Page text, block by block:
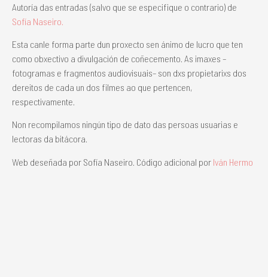
Autoría das entradas (salvo que se especifique o contrario) de
Sofía Naseiro.
Esta canle forma parte dun proxecto sen ánimo de lucro que ten
como obxectivo a divulgación de coñecemento. As imaxes –
fotogramas e fragmentos audiovisuais– son dxs propietarixs dos
dereitos de cada un dos filmes ao que pertencen,
respectivamente.
Non recompilamos ningún tipo de dato das persoas usuarias e
lectoras da bitácora.
Web deseñada por Sofía Naseiro. Código adicional por Iván Hermo